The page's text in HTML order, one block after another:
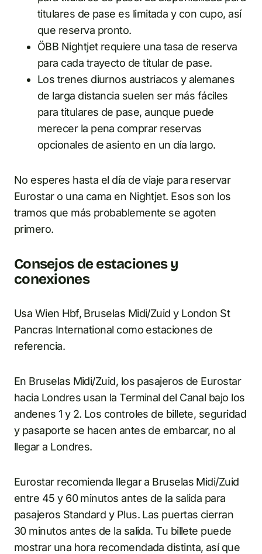
titulares de pase es limitada y con cupo, así
que reserva pronto.
ÖBB Nightjet requiere una tasa de reserva
para cada trayecto de titular de pase.
Los trenes diurnos austriacos y alemanes
de larga distancia suelen ser más fáciles
para titulares de pase, aunque puede
merecer la pena comprar reservas
opcionales de asiento en un día largo.
No esperes hasta el día de viaje para reservar
Eurostar o una cama en Nightjet. Esos son los
tramos que más probablemente se agoten
primero.
Consejos de estaciones y
conexiones
Usa Wien Hbf, Bruselas Midi/Zuid y London St
Pancras International como estaciones de
referencia.
En Bruselas Midi/Zuid, los pasajeros de Eurostar
hacia Londres usan la Terminal del Canal bajo los
andenes 1 y 2. Los controles de billete, seguridad
y pasaporte se hacen antes de embarcar, no al
llegar a Londres.
Eurostar recomienda llegar a Bruselas Midi/Zuid
entre 45 y 60 minutos antes de la salida para
pasajeros Standard y Plus. Las puertas cierran
30 minutos antes de la salida. Tu billete puede
mostrar una hora recomendada distinta, así que